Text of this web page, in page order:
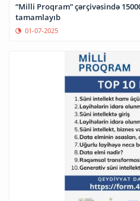
“Milli Proqram” çərçivəsində
tamamlayıb
01-07-2025